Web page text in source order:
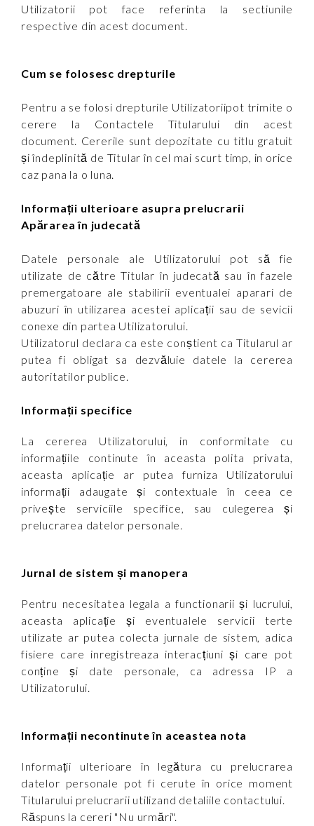
Utilizatorii pot face referinta la sectiunile
respective din acest document.
Cum se folosesc drepturile
Pentru a se folosi drepturile Utilizatoriipot trimite o
cerere la Contactele Titularului din acest
document. Cererile sunt depozitate cu titlu gratuit
și îndeplinită de Titular în cel mai scurt timp, in orice
caz pana la o luna.
Informații ulterioare asupra prelucrarii
Apărarea în judecată
Datele personale ale Utilizatorului pot să fie
utilizate de către Titular în judecată sau în fazele
premergatoare ale stabilirii eventualei aparari de
abuzuri în utilizarea acestei aplicații sau de sevicii
conexe din partea Utilizatorului.
Utilizatorul declara ca este conștient ca Titularul ar
putea fi obligat sa dezvăluie datele la cererea
autoritatilor publice.
Informații specifice
La cererea Utilizatorului, in conformitate cu
informațiile continute în aceasta polita privata,
aceasta aplicație ar putea furniza Utilizatorului
informații adaugate și contextuale în ceea ce
privește serviciile specifice, sau culegerea și
prelucrarea datelor personale.
Jurnal de sistem și manopera
Pentru necesitatea legala a functionarii și lucrului,
aceasta aplicație și eventualele servicii terte
utilizate ar putea colecta jurnale de sistem, adica
fisiere care inregistreaza interacțiuni și care pot
conține și date personale, ca adressa IP a
Utilizatorului.
Informații necontinute în aceastea nota
Informații ulterioare în legătura cu prelucrarea
datelor personale pot fi cerute în orice moment
Titularului prelucrarii utilizand detaliile contactului.
Răspuns la cereri "Nu urmări".